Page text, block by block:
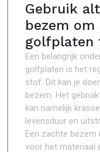
Gebruik
bezem
golfplaten
Een belangrijk
golfplaten is het
stof. Dit kan je
bezem. Het
kan namelijk
levensduur en
Een zachte bezem
voor het materiaal